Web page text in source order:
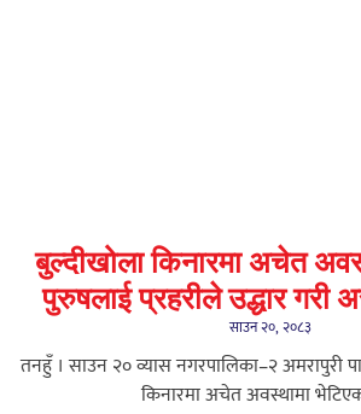
बुल्दीखोला किनारमा अचेत
पुरुषलाई प्रहरीले उद्धार गरी
साउन २०, २०८३
तनहुँ । साउन २० व्यास नगरपालिका–२ अमरापुरी
किनारमा अचेत अवस्थामा